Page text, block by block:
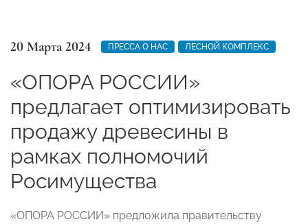
20 Марта 2024 ПРЕССА О НАС ЛЕСНОЙ КОМПЛЕКС
«ОПОРА РОССИИ»
предлагает оптимизировать
продажу древесины в
рамках полномочий
Росимущества
«ОПОРА РОССИИ» предложила правительству